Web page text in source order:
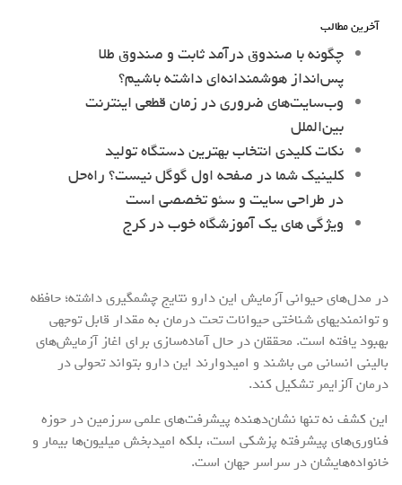
آخرین مطالب
چگونه با صندوق درآمد ثابت و صندوق طلا
پس‌انداز هوشمندانه‌ای داشته باشیم؟
وب‌سایت‌های ضروری در زمان قطعی اینترنت
بین‌الملل
نکات کلیدی انتخاب بهترین دستگاه تولید
کلینیک شما در صفحه اول گوگل نیست؟ راه‌حل
در طراحی سایت و سئو تخصصی است
ویژگی های یک آموزشگاه خوب در کرج
در مدل‌های حیوانی آزمایش این دارو نتایج چشمگیری داشته؛ حافظه
و توانمندیهای شناختی حیوانات تحت درمان به مقدار قابل توجهی
بهبود یافته است. محققان در حال آماده‌سازی برای اغاز آزمایش‌های
بالینی انسانی می باشند و امیدوارند این دارو بتواند تحولی در
درمان آلزایمر تشکیل کند.
این کشف نه تنها نشان‌دهنده پیشرفت‌های علمی سرزمین در حوزه
فناوری‌های پیشرفته پزشکی است، بلکه امیدبخش میلیون‌ها بیمار و
خانواده‌هایشان در سراسر جهان است.